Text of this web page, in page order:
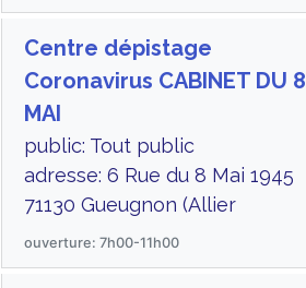
Centre dépistage
Coronavirus CABINET DU 8
MAI
public: Tout public
adresse: 6 Rue du 8 Mai 1945
71130 Gueugnon (Allier
ouverture: 7h00-11h00